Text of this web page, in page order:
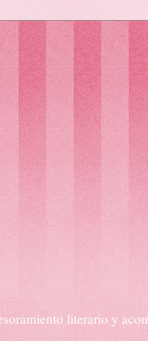
literario y